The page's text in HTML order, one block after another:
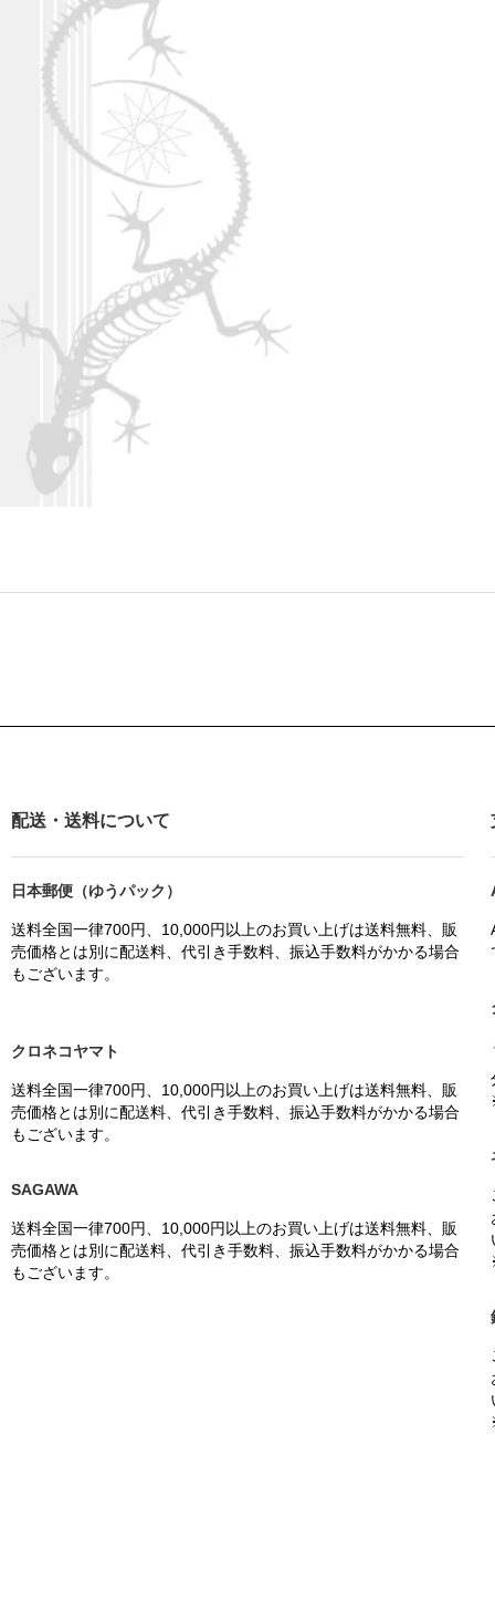
配送・送料について
日本郵便（ゆうパック）
送料全国一律700円、10,000円以上のお買い上げは送料無料、販
売価格とは別に配送料、代引き手数料、振込手数料がかかる場合
もございます。
クロネコヤマト
送料全国一律700円、10,000円以上のお買い上げは送料無料、販
売価格とは別に配送料、代引き手数料、振込手数料がかかる場合
もございます。
SAGAWA
送料全国一律700円、10,000円以上のお買い上げは送料無料、販
売価格とは別に配送料、代引き手数料、振込手数料がかかる場合
もございます。